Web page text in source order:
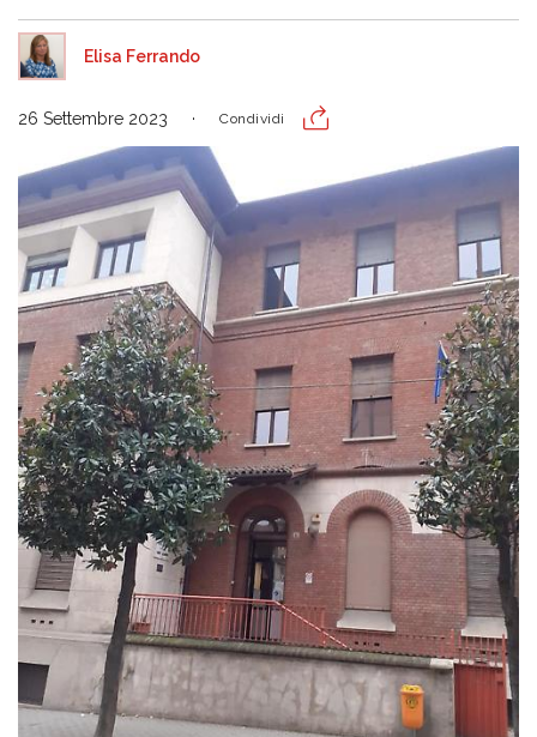
Elisa Ferrando
26 Settembre 2023 Condividi